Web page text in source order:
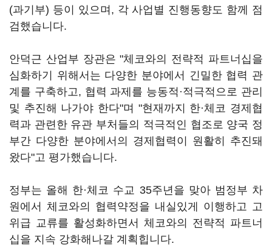
(과기부) 등이 있으며, 각 사업별 진행동향도 함께 점
검했습니다.
안덕근 산업부 장관은 "체코와의 전략적 파트너십을
심화하기 위해서는 다양한 분야에서 긴밀한 협력 관
계를 구축하고, 협력 과제를 능동적·적극적으로 관리
및 추진해 나가야 한다"며 "현재까지 한·체코 경제협
력과 관련한 유관 부처들의 적극적인 협조로 양국 정
부간 다양한 분야에서의 경제협력이 원활히 추진돼
왔다"고 평가했습니다.
정부는 올해 한·체코 수교 35주년을 맞아 범정부 차
원에서 체코와의 협력약정을 내실있게 이행하고 고
위급 교류를 활성화하면서 체코와의 전략적 파트너
십을 지속 강화해나갈 계획힙니다.